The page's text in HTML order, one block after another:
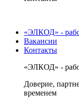
«ЭЛКОД» -
Вакансии
Контакты
«ЭЛКОД» -
Доверие,
временем